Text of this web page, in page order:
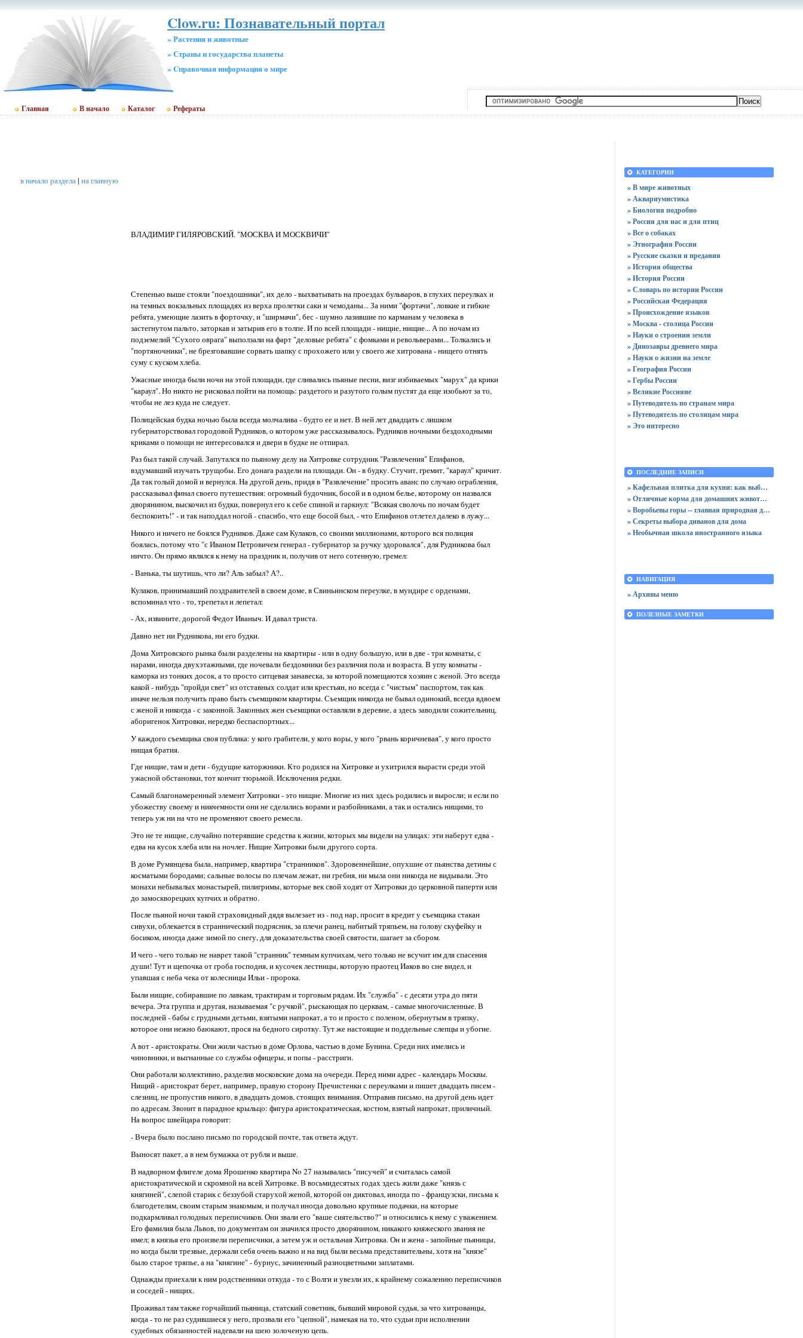
Clow.ru: Познавательный портал
» Растения и животные
» Страны и государства планеты
» Cправочная информация о мире
Главная В начало Каталог Рефераты
в начало раздела| на главную
ВЛАДИМИР ГИЛЯРОВСКИЙ. "МОСКВА И МОСКВИЧИ"
Степенью выше стояли "поездошники", их дело - выхватывать на проездах бульваров, в глухих переулках и
на темных вокзальных площадях из верха пролетки саки и чемоданы... За ними "фортачи", ловкие и гибкие
ребята, умеющие лазить в форточку, и "ширмачи", бес - шумно лазившие по карманам у человека в
застегнутом пальто, заторкав и затырив его в толпе. И по всей площади - нищие, нищие... А по ночам из
подземелий "Сухого оврага" выползали на фарт "деловые ребята" с фомками и револьверами... Толкались и
"портяночники", не брезговавшие сорвать шапку с прохожего или у своего же хитрована - нищего отнять
суму с куском хлеба.
Ужасные иногда были ночи на этой площади, где сливались пьяные песни, визг избиваемых "марух" да крики
"караул". Но никто не рисковал пойти на помощь: раздетого и разутого голым пустят да еще изобьют за то,
чтобы не лез куда не следует.
Полицейская будка ночью была всегда молчалива - будто ее и нет. В ней лет двадцать с лишком
губернаторствовал городовой Рудников, о котором уже рассказывалось. Рудников ночными бездоходными
криками о помощи не интересовался и двери в будке не отпирал.
Раз был такой случай. Запутался по пьяному делу на Хитровке сотрудник "Развлечения" Епифанов,
вздумавший изучать трущобы. Его донага раздели на площади. Он - в будку. Стучит, гремит, "караул" кричит.
Да так голый домой и вернулся. На другой день, придя в "Развлечение" просить аванс по случаю ограбления,
рассказывал финал своего путешествия: огромный будочник, босой и в одном белье, которому он назвался
дворянином, выскочил из будки, повернул его к себе спиной и гаркнул: "Всякая сволочь по ночам будет
беспокоить!" - и так наподдал ногой - спасибо, что еще босой был, - что Епифанов отлетел далеко в лужу...
Никого и ничего не боялся Рудников. Даже сам Кулаков, со своими миллионами, которого вся полиция
боялась, потому что "с Иваном Петровичем генерал - губернатор за ручку здоровался", для Рудникова был
ничто. Он прямо являлся к нему на праздник и, получив от него сотенную, гремел:
- Ванька, ты шутишь, что ли? Аль забыл? А?..
Кулаков, принимавший поздравителей в своем доме, в Свиньинском переулке, в мундире с орденами,
вспоминал что - то, трепетал и лепетал:
- Ах, извините, дорогой Федот Иваныч. И давал триста.
Давно нет ни Рудникова, ни его будки.
Дома Хитровского рынка были разделены на квартиры - или в одну большую, или в две - три комнаты, с
нарами, иногда двухэтажными, где ночевали бездомники без различия пола и возраста. В углу комнаты -
каморка из тонких досок, а то просто ситцевая занавеска, за которой помещаются хозяин с женой. Это всегда
какой - нибудь "пройди свет" из отставных солдат или крестьян, но всегда с "чистым" паспортом, так как
иначе нельзя получить право быть съемщиком квартиры. Съемщик никогда не бывал одинокий, всегда вдвоем
с женой и никогда - с законной. Законных жен съемщики оставляли в деревне, а здесь заводили сожительниц,
аборигенок Хитровки, нередко беспаспортных...
У каждого съемщика своя публика: у кого грабители, у кого воры, у кого "рвань коричневая", у кого просто
нищая братия.
Где нищие, там и дети - будущие каторжники. Кто родился на Хитровке и ухитрился вырасти среди этой
ужасной обстановки, тот кончит тюрьмой. Исключения редки.
Самый благонамеренный элемент Хитровки - это нищие. Многие из них здесь родились и выросли; и если по
убожеству своему и никчемности они не сделались ворами и разбойниками, а так и остались нищими, то
теперь уж ни на что не променяют своего ремесла.
Это не те нищие, случайно потерявшие средства к жизни, которых мы видели на улицах: эти наберут едва -
едва на кусок хлеба или на ночлег. Нищие Хитровки были другого сорта.
В доме Румянцева была, например, квартира "странников". Здоровеннейшие, опухшие от пьянства детины с
косматыми бородами; сальные волосы по плечам лежат, ни гребня, ни мыла они никогда не видывали. Это
монахи небывалых монастырей, пилигримы, которые век свой ходят от Хитровки до церковной паперти или
до замоскворецких купчих и обратно.
После пьяной ночи такой страховидный дядя вылезает из - под нар, просит в кредит у съемщика стакан
сивухи, облекается в страннический подрясник, за плечи ранец, набитый тряпьем, на голову скуфейку и
босиком, иногда даже зимой по снегу, для доказательства своей святости, шагает за сбором.
И чего - чего только не наврет такой "странник" темным купчихам, чего только не всучит им для спасения
души! Тут и щепочка от гроба господня, и кусочек лестницы, которую праотец Иаков во сне видел, и
упавшая с неба чека от колесницы Ильи - пророка.
Были нищие, собиравшие по лавкам, трактирам и торговым рядам. Их "служба" - с десяти утра до пяти
вечера. Эта группа и другая, называемая "с ручкой", рыскающая по церквам, - самые многочисленные. В
последней - бабы с грудными детьми, взятыми напрокат, а то и просто с поленом, обернутым в тряпку,
которое они нежно баюкают, прося на бедного сиротку. Тут же настоящие и поддельные слепцы и убогие.
А вот - аристократы. Они жили частью в доме Орлова, частью в доме Бунина. Среди них имелись и
чиновники, и выгнанные со службы офицеры, и попы - расстриги.
Они работали коллективно, разделив московские дома на очереди. Перед ними адрес - календарь Москвы.
Нищий - аристократ берет, например, правую сторону Пречистенки с переулками и пишет двадцать писем -
слезниц, не пропустив никого, в двадцать домов, стоящих внимания. Отправив письмо, на другой день идет
по адресам. Звонит в парадное крыльцо: фигура аристократическая, костюм, взятый напрокат, приличный.
На вопрос швейцара говорит:
- Вчера было послано письмо по городской почте, так ответа ждут.
Выносят пакет, а в нем бумажка от рубля и выше.
В надворном флигеле дома Ярошенко квартира No 27 называлась "писучей" и считалась самой
аристократической и скромной на всей Хитровке. В восьмидесятых годах здесь жили даже "князь с
княгиней", слепой старик с беззубой старухой женой, которой он диктовал, иногда по - французски, письма к
благодетелям, своим старым знакомым, и получал иногда довольно крупные подачки, на которые
подкармливал голодных переписчиков. Они звали его "ваше сиятельство?" и относились к нему с уважением.
Его фамилия была Львов, по документам он значился просто дворянином, никакого княжеского звания не
имел; в князья его произвели переписчики, а затем уж и остальная Хитровка. Он и жена - запойные пьяницы,
но когда были трезвые, держали себя очень важно и на вид были весьма представительны, хотя на "князе"
было старое тряпье, а на "княгине" - бурнус, зачиненный разноцветными заплатами.
Однажды приехали к ним родственники откуда - то с Волги и увезли их, к крайнему сожалению переписчиков
и соседей - нищих.
Проживал там также горчайший пьяница, статский советник, бывший мировой судья, за что хитрованцы,
когда - то не раз судившиеся у него, прозвали его "цепной", намекая на то, что судьи при исполнении
судебных обязанностей надевали на шею золоченую цепь.
КАТЕГОРИИ
» В мире животных
» Аквариумистика
» Биология подробно
» Россия для нас и для птиц
» Все о собаках
» Этнография России
» Русские сказки и предания
» История общества
» История России
» Словарь по истории России
» Российская Федерация
» Происхождение языков
» Москва - столица России
» Науки о строении земли
» Динозавры древнего мира
» Науки о жизни на земле
» География России
» Гербы России
» Великие Россияне
» Путеводитель по странам мира
» Путеводитель по столицам мира
» Это интересно
ПОСЛЕДНИЕ ЗАПИСИ
» Кафельная плитка для кухни: как выбрать практичную отделку
» Отличные корма для домашних животных
» Воробьевы горы -- главная природная достопримечательность Москвы
» Секреты выбора диванов для дома
» Необычная школа иностранного языка
НАВИГАЦИЯ
» Архивы меню
ПОЛЕЗНЫЕ ЗАМЕТКИ